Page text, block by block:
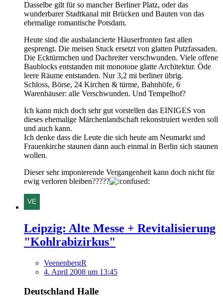
Dasselbe gilt für so mancher Berliner Platz, oder das
wunderbarer Stadtkanal mit Brücken und Bauten von das
ehemalige romantische Potsdam.
Heute sind die ausbalancierte Häuserfronten fast allen
gesprengt. Die meisen Stuck ersetzt von glatten Putzfassaden.
Die Ecktürmchen und Dachreiter verschwunden. Viele offene
Baublocks entstanden mit monotone glatte Architektur. Öde
leere Räume entstanden. Nur 3,2 mi berliner übrig.
Schloss, Börse, 24 Kirchen & türme, Bahnhöfe, 6
Warenhäuser: alle Verschwunden. Und Tempelhof?
Ich kann mich doch sehr gut vorstellen das EINIGES von
dieses ehemalige Märchenlandschaft rekonstruiert werden soll
und auch kann.
Ich denke dass die Leute die sich heute am Neumarkt und
Frauenkirche staunen dann auch einmal in Berlin sich staunen
wollen.
Dieser sehr imponierende Vergangenheit kann doch nicht für
ewig verloren bleiben?????
Leipzig: Alte Messe + Revitalisierung
"Kohlrabizirkus"
VeenenbergR
4. April 2008 um 13:45
Deutschland Halle